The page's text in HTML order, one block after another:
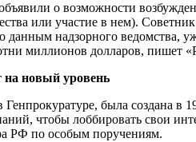
о возможности
или участие в нем).
данным надзорного ведомства,
миллионов долларов, пишет
на новый уровень
была создана
чтобы лоббировать свои
РФ по особым поручениям.